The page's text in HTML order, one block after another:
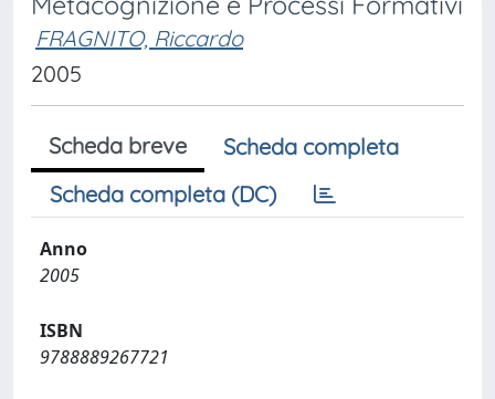
FRAGNITO, Riccardo
2005
Scheda breve
Scheda completa
Scheda completa (DC)
Anno
2005
ISBN
9788889267721